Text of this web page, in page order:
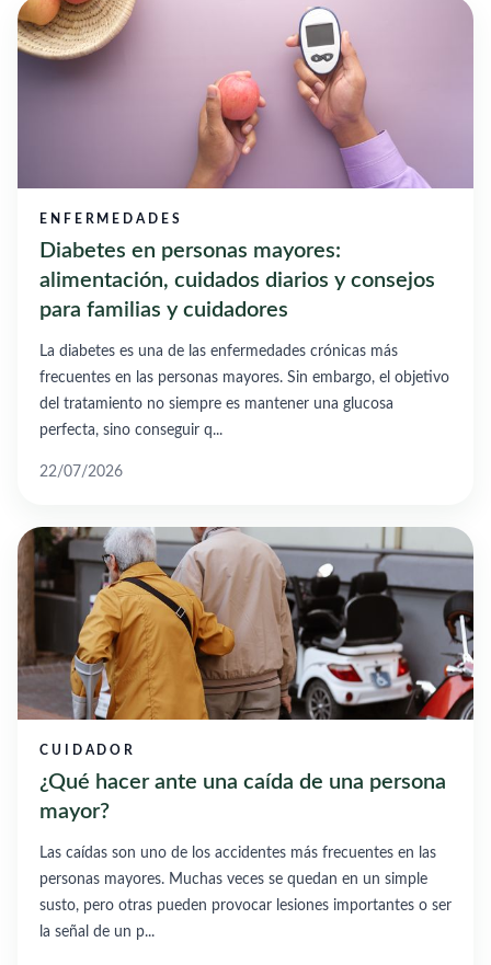
ENFERMEDADES
Diabetes en personas mayores:
alimentación, cuidados diarios y consejos
para familias y cuidadores
La diabetes es una de las enfermedades crónicas más
frecuentes en las personas mayores. Sin embargo, el objetivo
del tratamiento no siempre es mantener una glucosa
perfecta, sino conseguir q...
22/07/2026
CUIDADOR
¿Qué hacer ante una caída de una persona
mayor?
Las caídas son uno de los accidentes más frecuentes en las
personas mayores. Muchas veces se quedan en un simple
susto, pero otras pueden provocar lesiones importantes o ser
la señal de un p...